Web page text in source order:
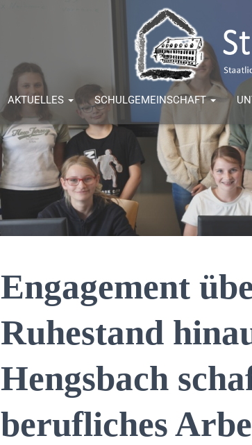
AKTUELLES SCHULGEMEINSCHAFT
Engagement
Ruhestand
Hengsbach
berufliches